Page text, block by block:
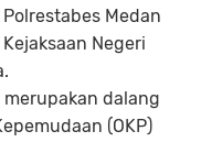
Medan
Negeri
dalang
(OKP)